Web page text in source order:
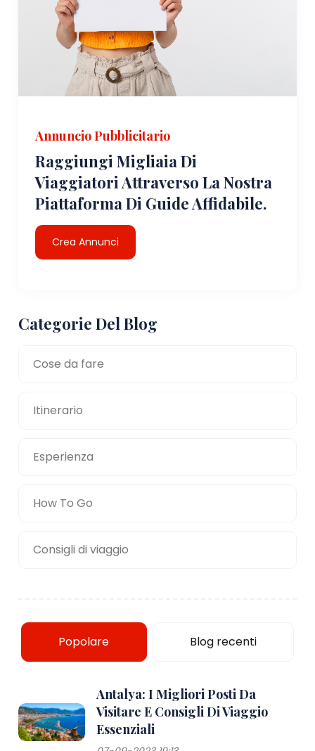
Annuncio Pubblicitario
Raggiungi Migliaia Di
Viaggiatori Attraverso La Nostra
Piattaforma Di Guide Affidabile.
Crea Annunci
Categorie Del Blog
Cose da fare
Itinerario
Esperienza
How To Go
Consigli di viaggio
Popolare Blog recenti
Antalya: I Migliori Posti Da
Visitare E Consigli Di Viaggio
Essenziali